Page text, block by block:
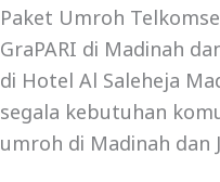
Paket Umroh
GraPARI di Madinah
di Hotel Al Saleheja
segala kebutuhan
umroh di Madinah dan